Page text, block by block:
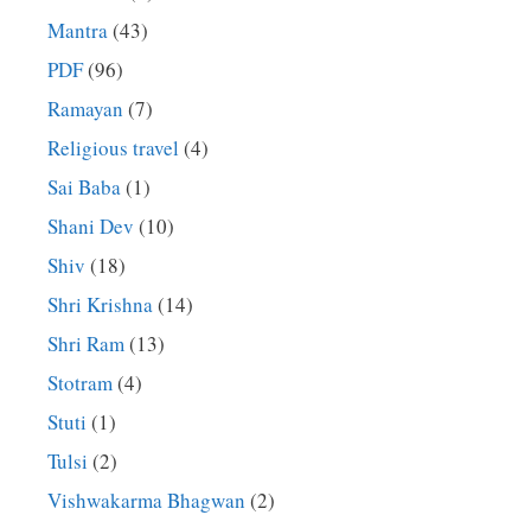
Mantra(43)
PDF(96)
Ramayan (7)
Religious travel (4)
Sai Baba(1)
Shani Dev (10)
Shiv (18)
Shri Krishna(14)
Shri Ram(13)
Stotram(4)
Stuti (1)
Tulsi (2)
Vishwakarma Bhagwan (2)